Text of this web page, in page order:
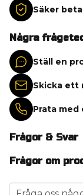
Säker
Några
Ställ en
Skicka ett
Prata med
Frågor & Svar
Frågor om
question